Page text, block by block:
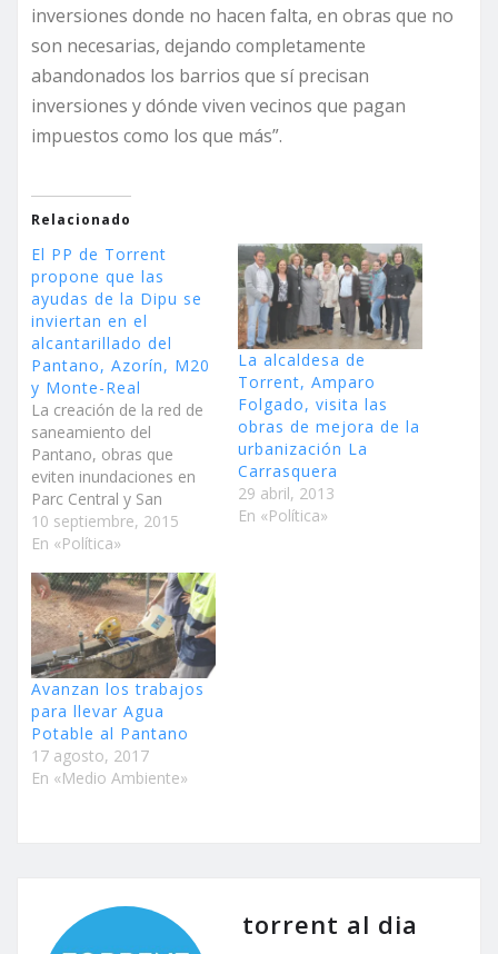
inversiones donde no hacen falta, en obras que no
son necesarias, dejando completamente
abandonados los barrios que sí precisan
inversiones y dónde viven vecinos que pagan
impuestos como los que más”.
Relacionado
El PP de Torrent
propone que las
ayudas de la Dipu se
inviertan en el
alcantarillado del
Pantano, Azorín, M20
y Monte-Real
La creación de la red de
saneamiento del
Pantano, obras que
eviten inundaciones en
Parc Central y San
Valeriano, conectar la
urbanización Monte-Real
potables y la habilitación
de un aseo adaptado en
la Casa de la Cultura son
las propuestas del
Partido Popular para
solicitar…
10 septiembre, 2015
En «Política»
La alcaldesa de
Torrent, Amparo
Folgado, visita las
obras de mejora de la
urbanización La
Carrasquera
29 abril, 2013
En «Política»
Avanzan los trabajos
para llevar Agua
Potable al Pantano
17 agosto, 2017
En «Medio Ambiente»
torrent al dia